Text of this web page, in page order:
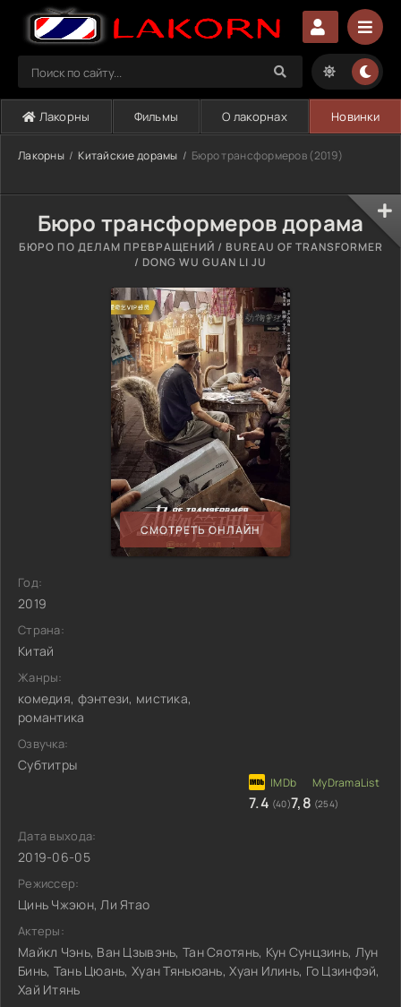
Лакорны Фильмы О лакорнах Новинки
Лакорны Китайские дорамы Бюро трансформеров (2019)
Бюро трансформеров дорама
БЮРО ПО ДЕЛАМ ПРЕВРАЩЕНИЙ / BUREAU OF TRANSFORMER
/ DONG WU GUAN LI JU
СМОТРЕТЬ ОНЛАЙН
Год:
2019
Страна:
Китай
Жанры:
комедия, фэнтези, мистика,
романтика
Озвучка:
Субтитры
7.4 (40)7,8 (254)
Дата выхода:
2019-06-05
Режиссер:
Цинь Чжэюн, Ли Ятао
Актеры:
Майкл Чэнь, Ван Цзывэнь, Тан Сяотянь, Кун Сунцзинь, Лун
Бинь, Тань Цюань, Хуан Тяньюань, Хуан Илинь, Го Цзинфэй,
Хай Итянь